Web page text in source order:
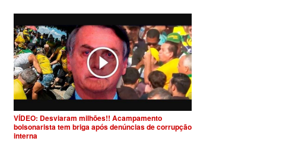
VÍDEO: Desviaram milhões!! Acampamento
bolsonarista tem briga após denúncias de corrupção
interna